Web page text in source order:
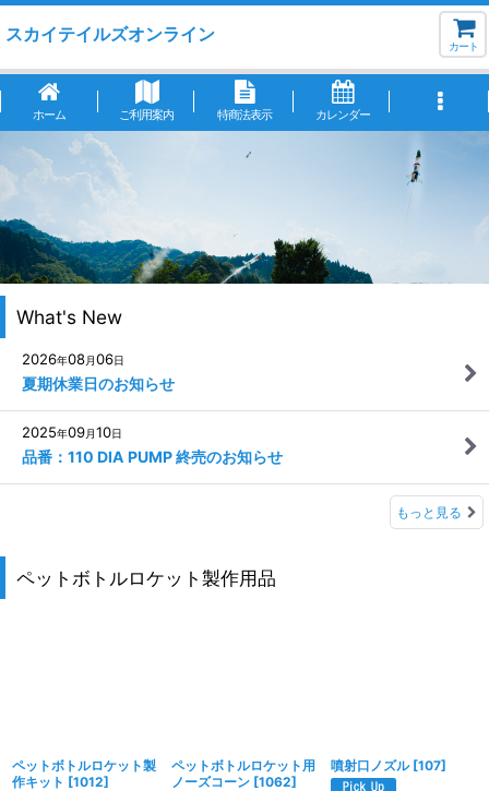
スカイテイルズオンライン
カート
ホーム ご利用案内 特商法表示 カレンダー
What's New
2026年08月06日
夏期休業日のお知らせ
2025年09月10日
品番：110 DIA PUMP 終売のお知らせ
もっと見る
ペットボトルロケット製作用品
ペットボトルロケット製
作キット [1012]
ペットボトルロケット用
ノーズコーン [1062]
噴射口ノズル [107]